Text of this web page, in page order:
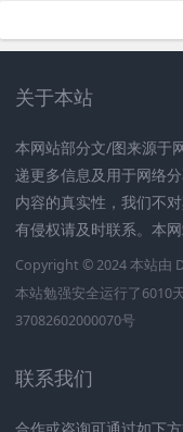
关于本站
本网站部分文/图来源于
递更多信息及用于网络
内容的真实性，我们不
有侵权请及时联系。本
Copyright © 2024 本站由
本站勉强安全运行了6010
37082602000070号
联系我们